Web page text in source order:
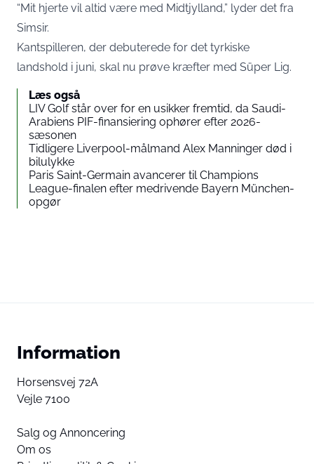
“Mit hjerte vil altid være med Midtjylland,” lyder det fra
Simsir.
Kantspilleren, der debuterede for det tyrkiske
landshold i juni, skal nu prøve kræfter med Süper Lig.
Læs også
LIV Golf står over for en usikker fremtid, da Saudi-
Arabiens PIF-finansiering ophører efter 2026-
sæsonen
Tidligere Liverpool-målmand Alex Manninger død i
bilulykke
Paris Saint-Germain avancerer til Champions
League-finalen efter medrivende Bayern München-
opgør
Information
Horsensvej 72A
Vejle 7100
Salg og Annoncering
Om os